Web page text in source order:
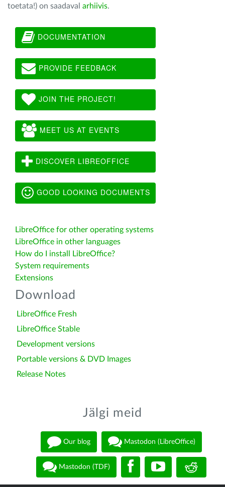
toetata!) on saadaval arhiivis.
DOCUMENTATION
PROVIDE FEEDBACK
JOIN THE PROJECT!
MEET US AT EVENTS
DISCOVER LIBREOFFICE
GOOD LOOKING DOCUMENTS
LibreOffice for other operating systems
LibreOffice in other languages
How do I install LibreOffice?
System requirements
Extensions
Download
LibreOffice Fresh
LibreOffice Stable
Development versions
Portable versions & DVD Images
Release Notes
Jälgi meid
Our blog Mastodon (LibreOffice)
Mastodon (TDF)